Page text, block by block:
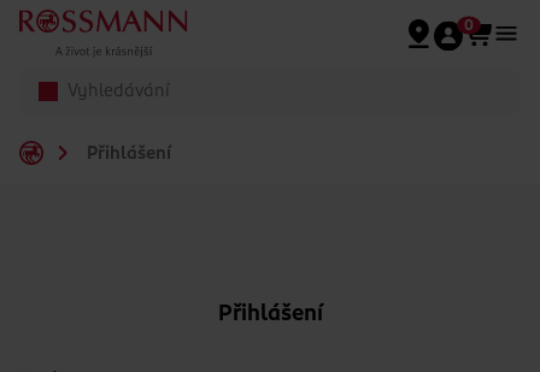
Přeskočit na hlavmní obsah
0
Přihlášení
Přihlášení